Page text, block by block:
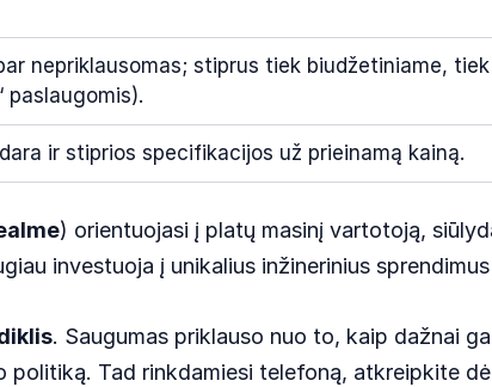
nepriklausomas; stiprus tiek biudžetiniame, tiek
paslaugomis).
ir stiprios specifikacijos už prieinamą kainą.
) orientuojasi į platų masinį vartotoją,
investuoja į unikalius inžinerinius
. Saugumas priklauso nuo to, kaip dažnai
politiką. Tad rinkdamiesi telefoną, atkreipkite